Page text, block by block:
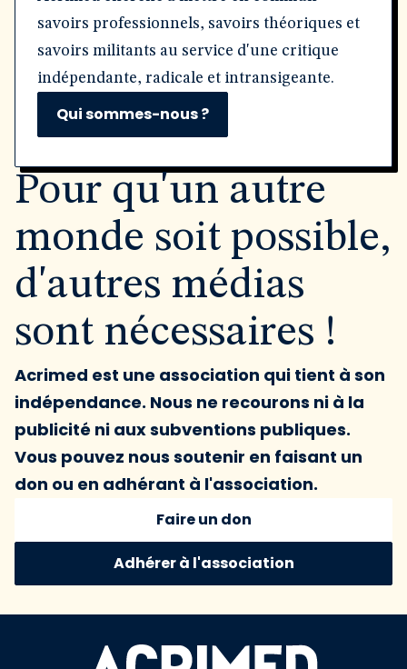
savoirs professionnels, savoirs théoriques et
savoirs militants au service d'une critique
indépendante, radicale et intransigeante.
Qui sommes-nous ?
Pour qu'un autre
monde soit possible,
d'autres médias
sont nécessaires !
Acrimed est une association qui tient à son
indépendance. Nous ne recourons ni à la
publicité ni aux subventions publiques.
Vous pouvez nous soutenir en faisant un
don ou en adhérant à l'association.
Faire un don
Adhérer à l'association